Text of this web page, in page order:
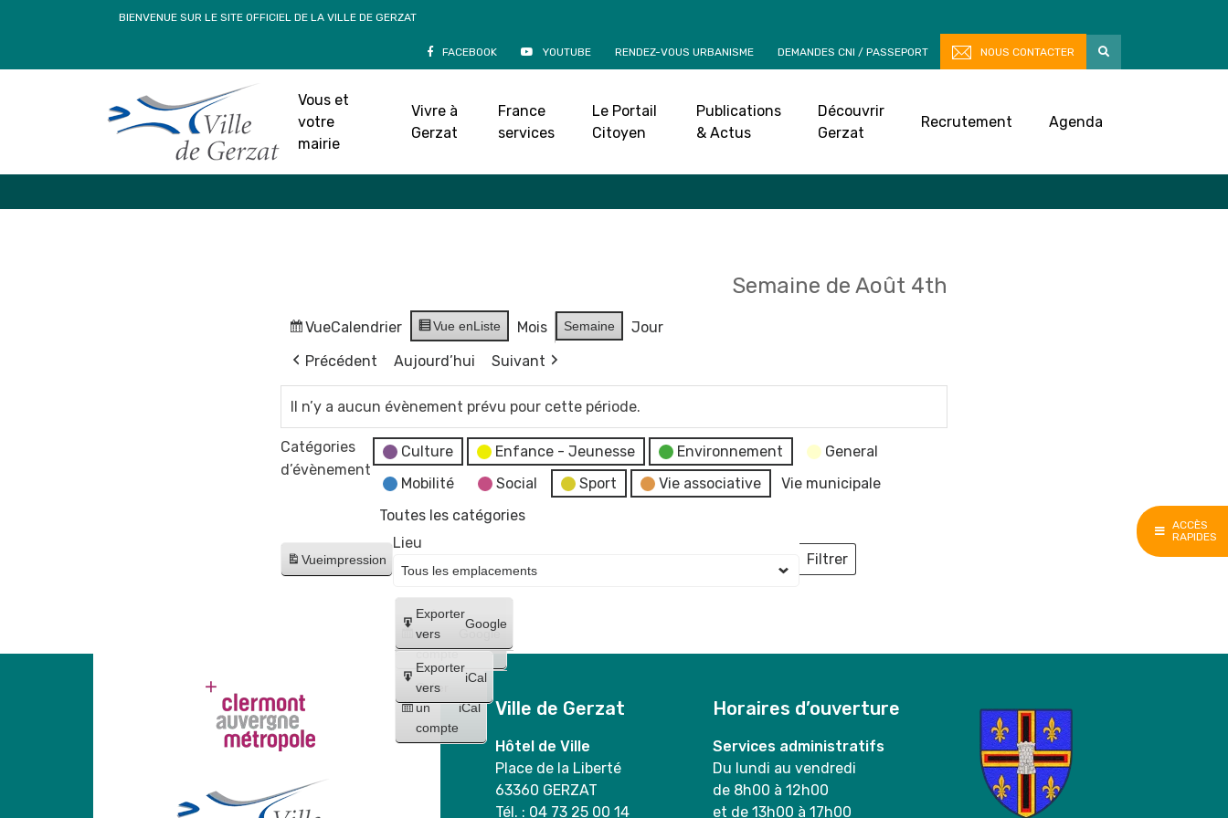
ACCÈS
RAPIDES
BIENVENUE SUR LE SITE OFFICIEL DE LA VILLE DE GERZAT
FACEBOOK YOUTUBE RENDEZ-VOUS URBANISME DEMANDES CNI / PASSEPORT NOUS CONTACTER
Vous et
votre
mairie
Vivre à
Gerzat
France
services
Le Portail
Citoyen
Publications
& Actus
Découvrir
Gerzat
Recrutement Agenda
Accueil»Agenda
Semaine de Août 4th
VueCalendrier Vue enListe Mois Semaine
Jour
Précédent
Aujourd’hui Suivant
Il n’y a aucun évènement prévu pour cette période.
Catégories
d’évènement
Culture Enfance - Jeunesse Environnement
General
Mobilité
Social Sport Vie associative
Vie municipale
Toutes les catégories
Vueimpression
Créer
un
compte
Google
Créer
un
compte
iCal
Exporter
vers
Google
Exporter
vers
iCal
Lieu
Filtrer
Lieux
Ville de Gerzat
Hôtel de Ville
Place de la Liberté
63360 GERZAT
Tél. : 04 73 25 00 14
Horaires d’ouverture
Services administratifs
Du lundi au vendredi
de 8h00 à 12h00
et de 13h00 à 17h00